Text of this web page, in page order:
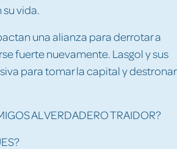
vida.
una alianza para derrotar a
fuerte nuevamente. Lasgol y sus
para tomar la capital y destronar
AL VERDADERO TRAIDOR?